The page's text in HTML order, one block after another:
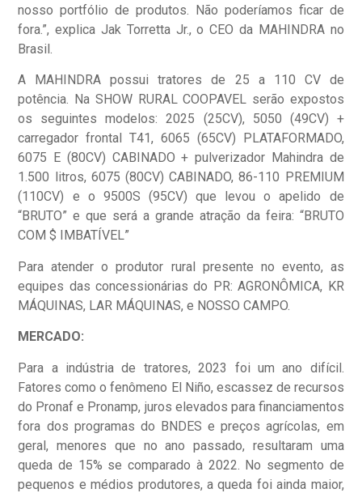
nosso portfólio de produtos. Não poderíamos ficar de
fora.”, explica Jak Torretta Jr., o CEO da MAHINDRA no
Brasil.
A MAHINDRA possui tratores de 25 a 110 CV de
potência. Na SHOW RURAL COOPAVEL serão expostos
os seguintes modelos: 2025 (25CV), 5050 (49CV) +
carregador frontal T41, 6065 (65CV) PLATAFORMADO,
6075 E (80CV) CABINADO + pulverizador Mahindra de
1.500 litros, 6075 (80CV) CABINADO, 86-110 PREMIUM
(110CV) e o 9500S (95CV) que levou o apelido de
“BRUTO” e que será a grande atração da feira: “BRUTO
COM $ IMBATÍVEL”
Para atender o produtor rural presente no evento, as
equipes das concessionárias do PR: AGRONÔMICA, KR
MÁQUINAS, LAR MÁQUINAS, e NOSSO CAMPO.
MERCADO:
Para a indústria de tratores, 2023 foi um ano difícil.
Fatores como o fenômeno El Niño, escassez de recursos
do Pronaf e Pronamp, juros elevados para financiamentos
fora dos programas do BNDES e preços agrícolas, em
geral, menores que no ano passado, resultaram uma
queda de 15% se comparado à 2022. No segmento de
pequenos e médios produtores, a queda foi ainda maior,